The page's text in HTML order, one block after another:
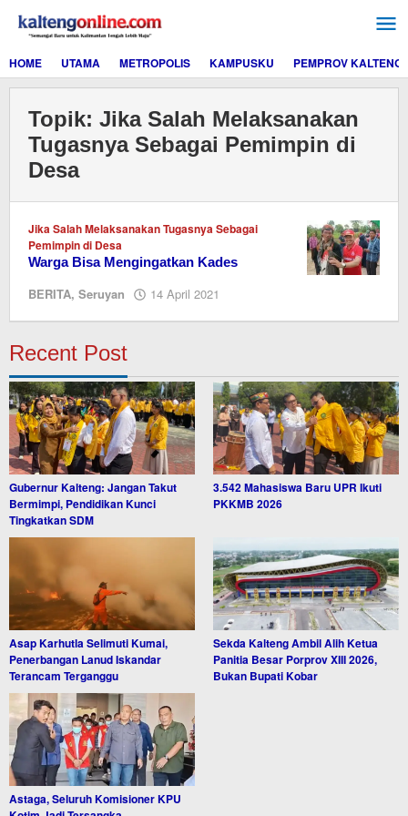
konten
HOME
UTAMA METROPOLIS KAMPUSKU PEMPROV KALTENG
Topik: Jika Salah Melaksanakan
Tugasnya Sebagai Pemimpin di
Desa
Jika Salah Melaksanakan Tugasnya Sebagai
Pemimpin di Desa
Warga Bisa Mengingatkan Kades
BERITA, Seruyan 14 April 2021
Recent Post
Gubernur Kalteng: Jangan Takut
Bermimpi, Pendidikan Kunci
Tingkatkan SDM
3.542 Mahasiswa Baru UPR Ikuti
PKKMB 2026
Asap Karhutla Selimuti Kumai,
Penerbangan Lanud Iskandar
Terancam Terganggu
Sekda Kalteng Ambil Alih Ketua
Panitia Besar Porprov XIII 2026,
Bukan Bupati Kobar
Astaga, Seluruh Komisioner KPU